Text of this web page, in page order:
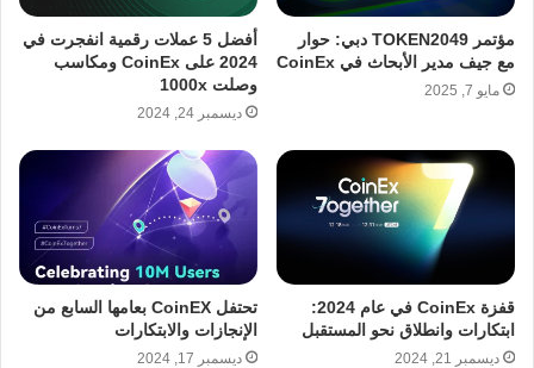
مؤتمر TOKEN2049 دبي: حوار
مع جيف مدير الأبحاث في CoinEx
مايو 7, 2025
أفضل 5 عملات رقمية انفجرت في
2024 على CoinEx ومكاسب
وصلت 1000x
ديسمبر 24, 2024
قفزة CoinEx في عام 2024:
ابتكارات وانطلاق نحو المستقبل
ديسمبر 21, 2024
تحتفل CoinEX بعامها السابع من
الإنجازات والابتكارات
ديسمبر 17, 2024